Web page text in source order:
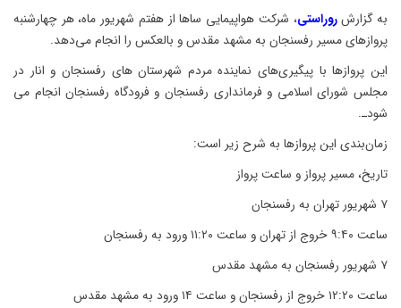
به گزارشروراستی، شرکت هواپیمایی ساها از هفتم شهریور ماه، هر چهارشنبه
پروازهای مسیر رفسنجان به مشهد مقدس و بالعکس را انجام می‌دهد.
این پروازها با پیگیری‌های نماینده مردم شهرستان های رفسنجان و انار در
مجلس شورای اسلامی و فرمانداری رفسنجان و فرودگاه رفسنجان انجام می
شودـ.
زمان‌بندی این پروازها به شرح زیر است:
تاریخ، مسیر پرواز و ساعت پرواز
۷ شهریور تهران به رفسنجان
ساعت ۹:۴۰ خروج از تهران و ساعت ۱۱:۲۰ ورود به رفسنجان
۷ شهریور رفسنجان به مشهد مقدس
ساعت ۱۲:۲۰ خروج از رفسنجان و ساعت ۱۴ ورود به مشهد مقدس